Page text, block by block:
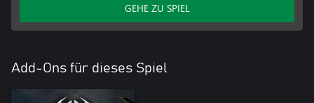
GEHE ZU SPIEL
Add-Ons für dieses Spiel